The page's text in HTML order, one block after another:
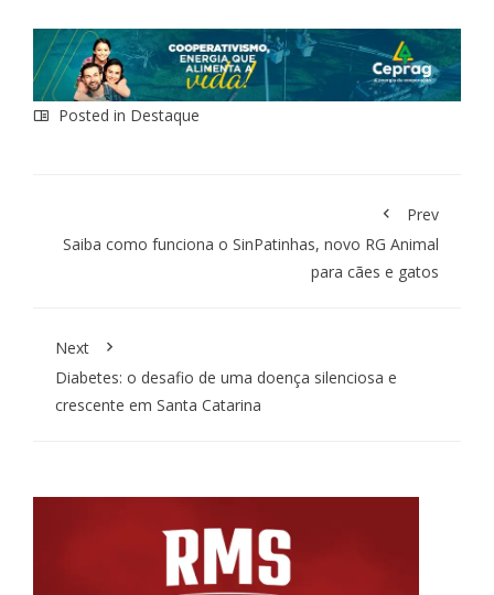
Posted in Destaque
Prev
Saiba como funciona o SinPatinhas, novo RG Animal
para cães e gatos
Next
Diabetes: o desafio de uma doença silenciosa e
crescente em Santa Catarina